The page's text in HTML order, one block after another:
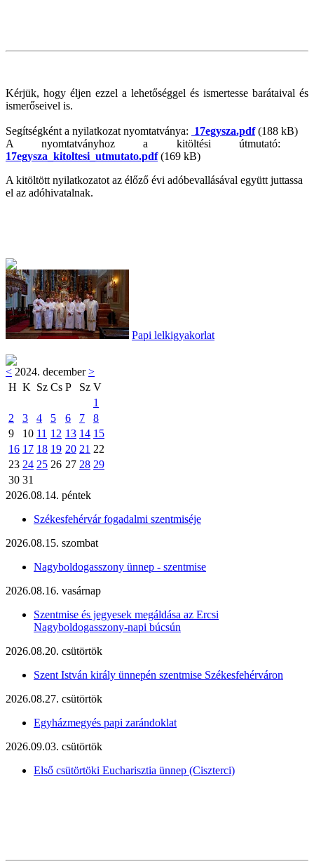
Kérjük, hogy éljen ezzel a lehetőséggel és ismertesse barátaival és
ismerőseivel is.
Segítségként a nyilatkozat nyomtatványa: 17egysza.pdf(188 kB)
A nyomtatványhoz a kitöltési útmutató:
17egysza_kitoltesi_utmutato.pdf(169 kB)
A kitöltött nyilatkozatot az élőző évi adóbevallásával együtt juttassa
el az adóhivatalnak.
Papi lelkigyakorlat
< 2024. december>
H K Sz Cs P Sz V
1
2
3 4 5 6 7
8
9
10 11 12 13 14 15
16 17 18 19 20 21 22
23 24 25 26 27 28 29
30 31
2026.08.14. péntek
Székesfehérvár fogadalmi szentmiséje
2026.08.15. szombat
Nagyboldogasszony ünnep - szentmise
2026.08.16. vasárnap
Szentmise és jegyesek megáldása az Ercsi
Nagyboldogasszony-napi búcsún
2026.08.20. csütörtök
Szent István király ünnepén szentmise Székesfehérváron
2026.08.27. csütörtök
Egyházmegyés papi zarándoklat
2026.09.03. csütörtök
Első csütörtöki Eucharisztia ünnep (Ciszterci)